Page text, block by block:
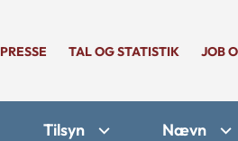
PRESSE TAL OG STATISTIK JOB
Tilsyn Nævn